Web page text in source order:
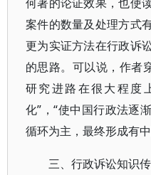
案件的数量及处理方式
更为实证方法在行政诉
的思路。可以说，作者
研究进路在很大程度
化”，“使中国行政法逐
循环为主，最终形成有
三、行政诉讼知识